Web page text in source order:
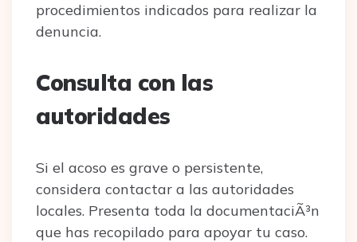
procedimientos indicados para realizar la
denuncia.
Consulta con las
autoridades
Si el acoso es grave o persistente,
considera contactar a las autoridades
locales. Presenta toda la documentaciÃ³n
que has recopilado para apoyar tu caso.